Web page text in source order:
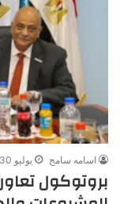
اسامه سامح يوليو 30, 2025
بروتوكول